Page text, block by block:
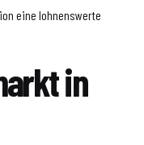
eine lohnenswerte
in